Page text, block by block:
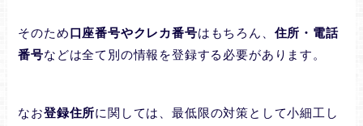
そのため口座番号やクレカ番号はもちろん、 住所・電話
番号などは全て別の情報を登録する必要があります。
なお登録住所に関しては、最低限の対策として小細工し